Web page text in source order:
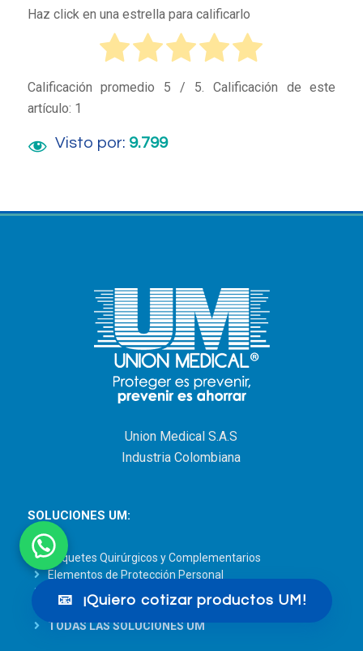
Haz click en una estrella para calificarlo
Calificación promedio 5 / 5. Calificación de este
artículo: 1
Visto por: 9.799
Union Medical S.A.S
Industria Colombiana
SOLUCIONES UM:
Paquetes Quirúrgicos y Complementarios
Elementos de Protección Personal
Empaques para Esterilización
Paños UM
TODAS LAS SOLUCIONES UM
📧 ¡Quiero cotizar productos UM!